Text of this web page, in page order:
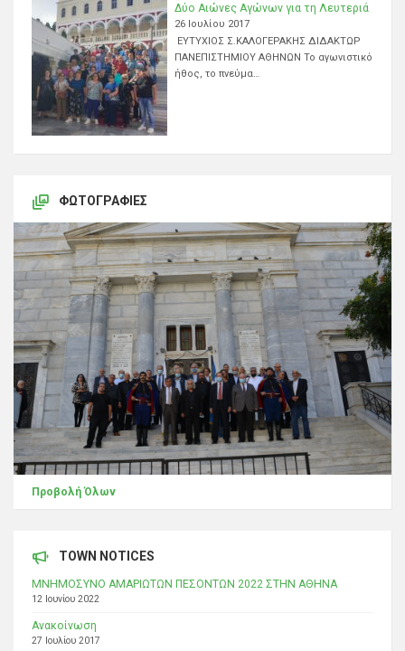
Δύο Αιώνες Αγώνων για τη Λευτεριά
26 Ιουλίου 2017
ΕΥΤΥΧΙΟΣ Σ.ΚΑΛΟΓΕΡΑΚΗΣ ΔΙΔΑΚΤΩΡ
ΠΑΝΕΠΙΣΤΗΜΙΟΥ ΑΘΗΝΩΝ Το αγωνιστικό
ήθος, το πνεύμα…
ΦΩΤΟΓΡΑΦΊΕΣ
Προβολή Όλων
TOWN NOTICES
ΜΝΗΜΟΣΥΝΟ ΑΜΑΡΙΩΤΩΝ ΠΕΣΟΝΤΩΝ 2022 ΣΤΗΝ ΑΘΗΝΑ
12 Ιουνίου 2022
Ανακοίνωση
27 Ιουλίου 2017